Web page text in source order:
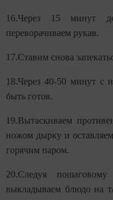
16.Через 15 минут
переворачиваем рукав.
17.Ставим снова
18.Через 40-50 минут с
быть готов.
19.Вытаскиваем
ножом дырку и
горячим паром.
20.Следуя
выкладываем блюдо на